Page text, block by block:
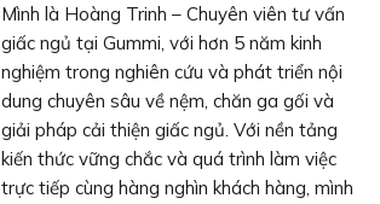
Mình là Hoàng Trinh – Chuyên viên tư vấn
giấc ngủ tại Gummi, với hơn 5 năm kinh
nghiệm trong nghiên cứu và phát triển nội
dung chuyên sâu về nệm, chăn ga gối và
giải pháp cải thiện giấc ngủ. Với nền tảng
kiến thức vững chắc và quá trình làm việc
trực tiếp cùng hàng nghìn khách hàng, mình